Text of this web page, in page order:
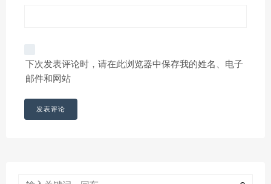
下次发表评论时，请在此浏览器中保存我的姓名、电子
邮件和网站